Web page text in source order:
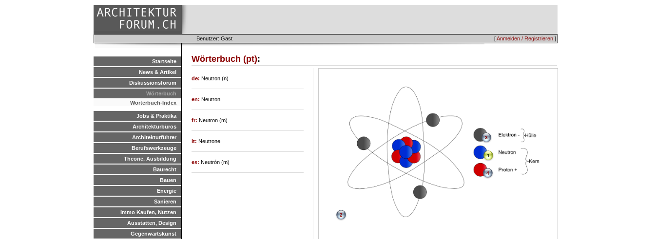
[Anmelden / Registrieren ]
Benutzer: Gast
Startseite
News & Artikel
Diskussionsforum
Wörterbuch
Wörterbuch-Index
Jobs & Praktika
Architekturbüros
Architekturführer
Berufswerkzeuge
Theorie, Ausbildung
Baurecht
Bauen
Energie
Sanieren
Immo Kaufen, Nutzen
Ausstatten, Design
Gegenwartskunst
Wörterbuch (pt):
1
2
3
4
de: Neutron (n)
en: Neutron
fr: Neutron (m)
it: Neutrone
es: Neutrón (m)